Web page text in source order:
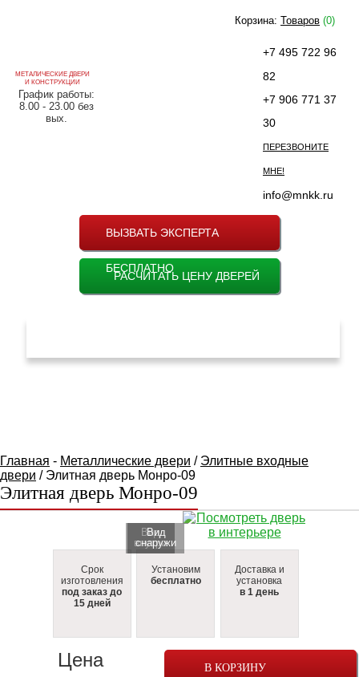
МЕТАЛИЧЕСКИЕ ДВЕРИ
И КОНСТРУКЦИИ
График работы:
8.00 - 23.00 без
вых.
+7 495 722 96
82
+7 906 771 37
30
ПЕРЕЗВОНИТЕ
МНЕ!
info@mnkk.ru
ВЫЗВАТЬ ЭКСПЕРТА
БЕСПЛАТНО
РАСЧИТАТЬ ЦЕНУ ДВЕРЕЙ
Корзина: Товаров (0)
Главная - Металлические двери / Элитные входные
двери / Элитная дверь Монро-09
Элитная дверь Монро-09
Вид
внутри
Вид
cнаружи
Срок
изготовления
под заказ до
15 дней
Установим
бесплатно
Доставка и
установка
в 1 день
В КОРЗИНУ
Цена